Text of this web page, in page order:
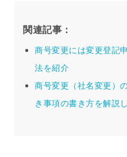
関連記事：
商号変更には変更登記
法を紹介
商号変更（社名変更）
き事項の書き方を解説